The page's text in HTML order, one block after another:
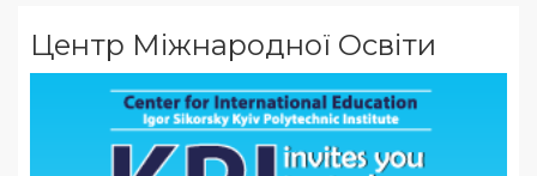
Центр Міжнародної Освіти